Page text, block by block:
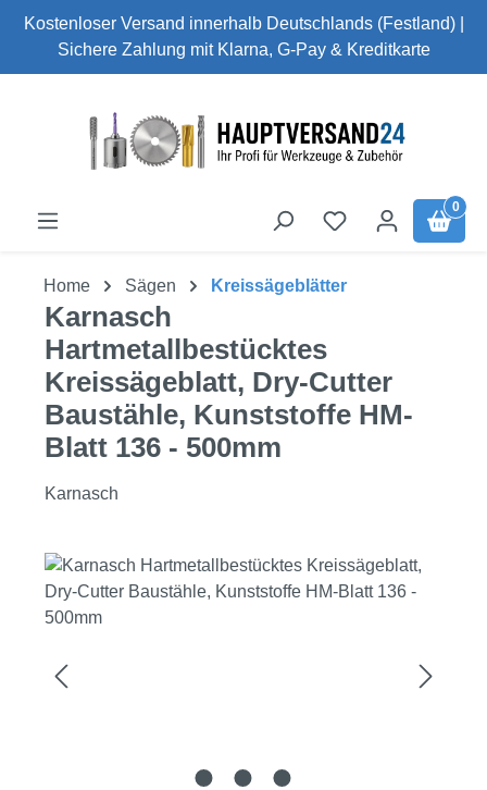
Zum Hauptinhalt springen
Kostenloser Versand innerhalb Deutschlands (Festland) |
Sichere Zahlung mit Klarna, G-Pay & Kreditkarte
0
Home Sägen Kreissägeblätter
Karnasch
Hartmetallbestücktes
Kreissägeblatt, Dry-Cutter
Baustähle, Kunststoffe HM-
Blatt 136 - 500mm
Karnasch
Bildergalerie überspringen